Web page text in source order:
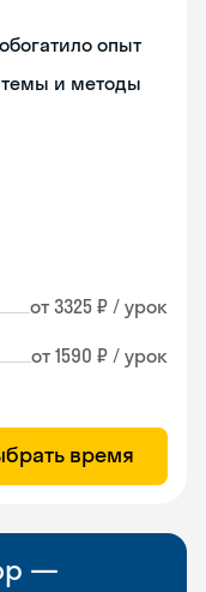
опыт
и методы
от 3325 ₽ / урок
от 1590 ₽ / урок
время
—